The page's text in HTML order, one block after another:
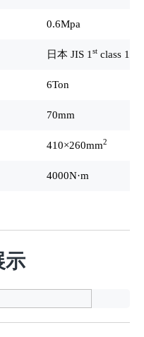
0.6Mpa
日本 JIS 1 st class 1
6Ton
70mm
410×260mm2
4000N·m
示